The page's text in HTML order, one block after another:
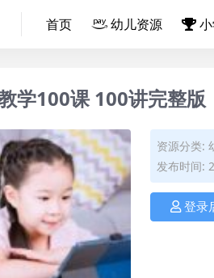
首页 幼儿资源
学100课 100讲完整版
资源分类:
发布时间:
登录